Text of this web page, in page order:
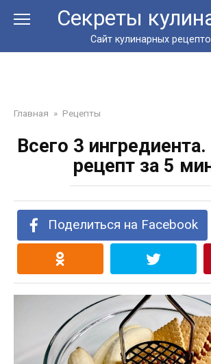
Секреты
Сайт кулинарных
Главная » Рецепты
Всего 3
рецепт за 5
Поделиться на Facebook